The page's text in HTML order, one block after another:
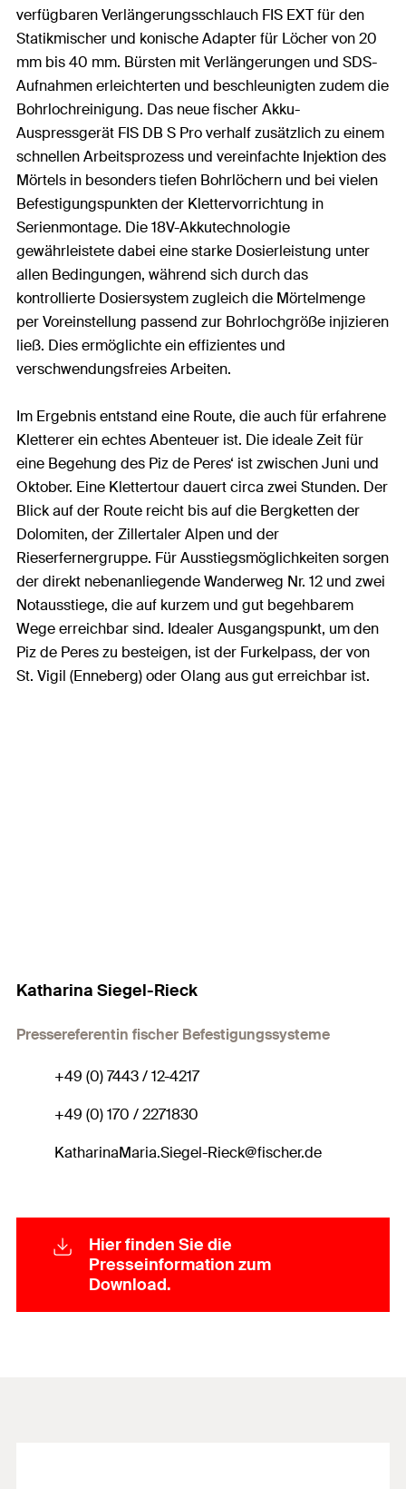
verfügbaren Verlängerungsschlauch FIS EXT für den
Statikmischer und konische Adapter für Löcher von 20
mm bis 40 mm. Bürsten mit Verlängerungen und SDS-
Aufnahmen erleichterten und beschleunigten zudem die
Bohrlochreinigung. Das neue fischer Akku-
Auspressgerät FIS DB S Pro verhalf zusätzlich zu einem
schnellen Arbeitsprozess und vereinfachte Injektion des
Mörtels in besonders tiefen Bohrlöchern und bei vielen
Befestigungspunkten der Klettervorrichtung in
Serienmontage. Die 18V-Akkutechnologie
gewährleistete dabei eine starke Dosierleistung unter
allen Bedingungen, während sich durch das
kontrollierte Dosiersystem zugleich die Mörtelmenge
per Voreinstellung passend zur Bohrlochgröße injizieren
ließ. Dies ermöglichte ein effizientes und
verschwendungsfreies Arbeiten.
Im Ergebnis entstand eine Route, die auch für erfahrene
Kletterer ein echtes Abenteuer ist. Die ideale Zeit für
eine Begehung des Piz de Peres‘ ist zwischen Juni und
Oktober. Eine Klettertour dauert circa zwei Stunden. Der
Blick auf der Route reicht bis auf die Bergketten der
Dolomiten, der Zillertaler Alpen und der
Rieserfernergruppe. Für Ausstiegsmöglichkeiten sorgen
der direkt nebenanliegende Wanderweg Nr. 12 und zwei
Notausstiege, die auf kurzem und gut begehbarem
Wege erreichbar sind. Idealer Ausgangspunkt, um den
Piz de Peres zu besteigen, ist der Furkelpass, der von
St. Vigil (Enneberg) oder Olang aus gut erreichbar ist.
Katharina Siegel-Rieck
Pressereferentin fischer Befestigungssysteme
+49 (0) 7443 / 12-4217
+49 (0) 170 / 2271830
KatharinaMaria.Siegel-Rieck@fischer.de
Hier finden Sie die
Presseinformation zum
Download.